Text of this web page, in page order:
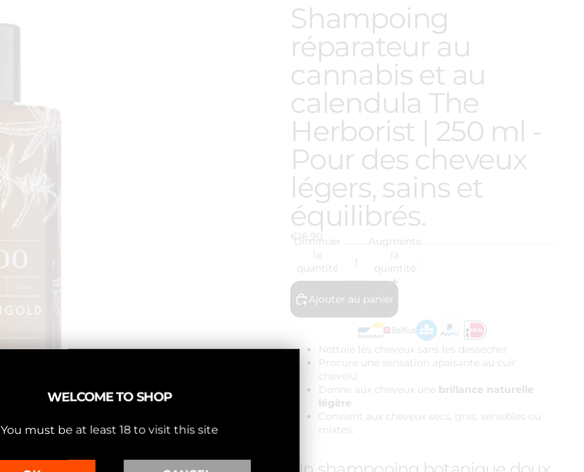
Shampoing
réparateur au
cannabis et au
calendula The
Herborist | 250 ml -
Pour des cheveux
légers, sains et
équilibrés.
€16,90
Diminuer
la
quantité
Augmenter
la
quantité
Ajouter au panier
Nettoie les cheveux sans les dessécher
Procure une sensation apaisante au cuir
chevelu
Donne aux cheveux une brillance naturelle
légère
Convient aux cheveux secs, gras, sensibles ou
mixtes.
WELCOME TO SHOP
You must be at least 18 to visit this site